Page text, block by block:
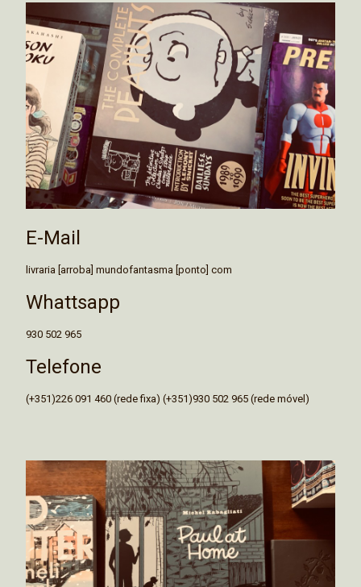
E-Mail
livraria [arroba] mundofantasma [ponto] com
Whattsapp
930 502 965
Telefone
(+351)226 091 460 (rede fixa) (+351)930 502 965 (rede móvel)